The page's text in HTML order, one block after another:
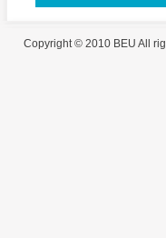
Copyright © 2010 BEU All